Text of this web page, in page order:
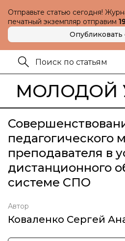
Отправьте статью сегодня!
печатный экземпляр отправим
Опубликовать
МОЛОДОЙ
педагогического
преподавателя в
дистанционного
системе СПО
Автор
Коваленко Сергей